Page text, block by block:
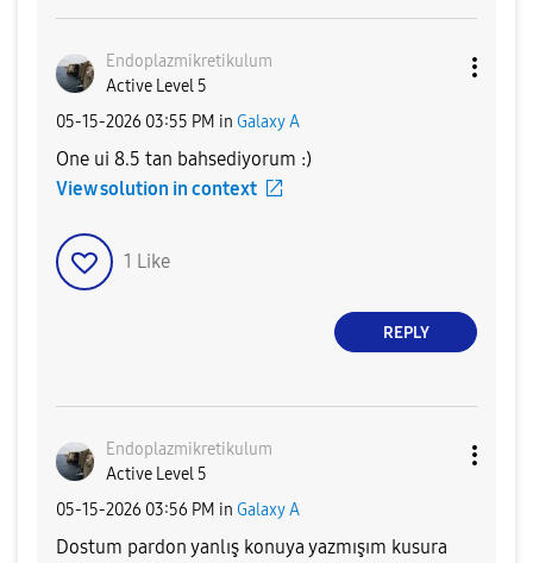
Endoplazmikretikulum
Active Level 5
‎05-15-2026 03:55 PM in Galaxy A
One ui 8.5 tan bahsediyorum :)
View solution in context
1 Like
REPLY
Endoplazmikretikulum
Active Level 5
‎05-15-2026 03:56 PM in Galaxy A
Dostum pardon yanlış konuya yazmışım kusura